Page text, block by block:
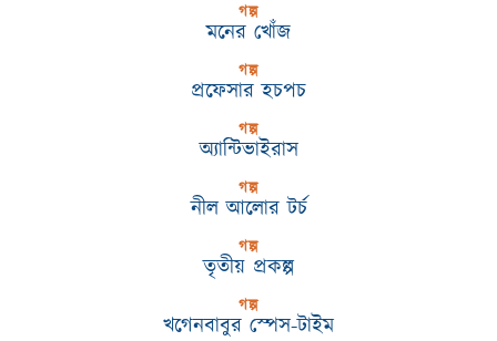
গল্প
মনের খোঁজ
গল্প
প্রফেসার হচপচ
গল্প
অ্যান্টিভাইরাস
গল্প
নীল আলোর টর্চ
গল্প
তৃতীয় প্রকল্প
গল্প
খগেনবাবুর স্পেস-টাইম